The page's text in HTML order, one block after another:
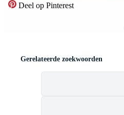
Deel op Pinterest
Gerelateerde zoekwoorden